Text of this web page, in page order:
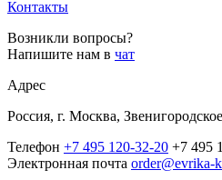
Контакты
Возникли вопросы?
Напишите нам в чат
Адрес
Россия, г. Москва,
Телефон +7 495 120-32-20 +7 495
Электронная почта order@evrika-